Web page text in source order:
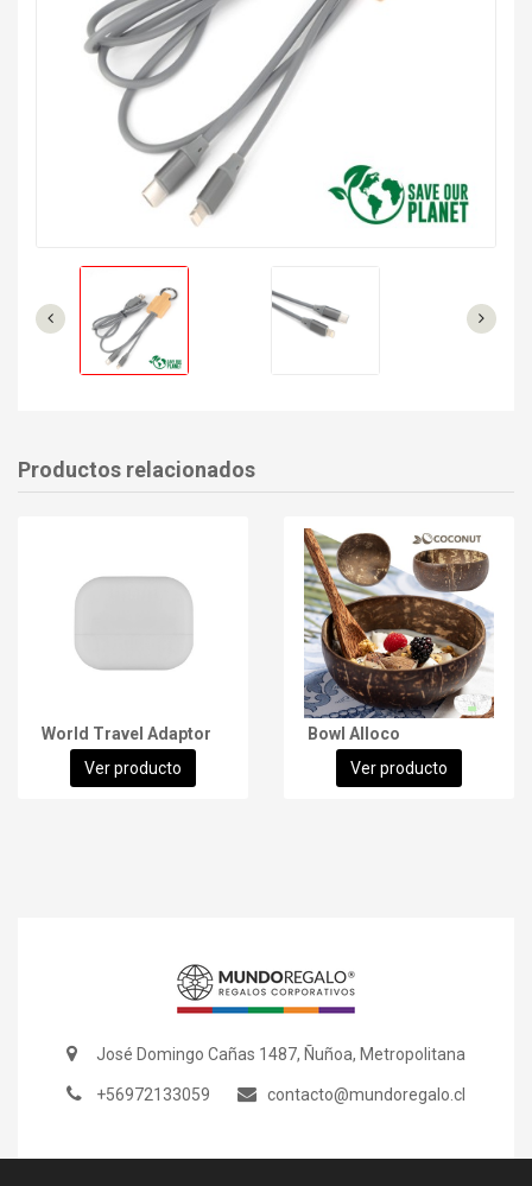
Productos relacionados
World Travel Adaptor
Ver producto
Bowl Alloco
Ver producto
José Domingo Cañas 1487, Ñuñoa, Metropolitana
+56972133059 contacto@mundoregalo.cl